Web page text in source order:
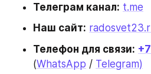
Телеграм канал: t.me
Наш сайт:
Телефон для связи:
(WhatsApp / Telegram)